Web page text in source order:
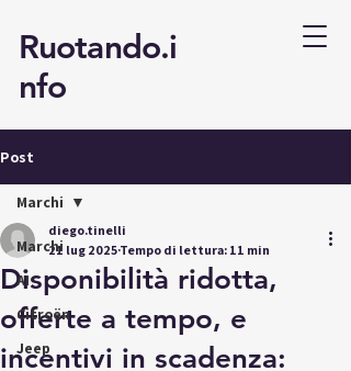
Ruotando.i
nfo
Post
Marchi
AI
Citroën
Jeep
Marchi
Disponibilità ridotta,
offerte a tempo, e
incentivi in scadenza:
diego.tinelli
21 lug 2025Tempo di lettura: 11 min